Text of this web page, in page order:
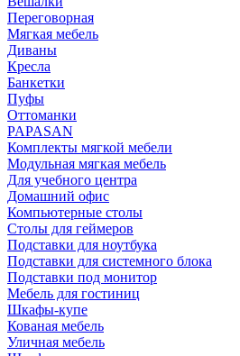
Переговорная
Мягкая мебель
Диваны
Кресла
Банкетки
Пуфы
Оттоманки
PAPASAN
Комплекты мягкой мебели
Модульная мягкая мебель
Для учебного центра
Домашний офис
Компьютерные столы
Столы для геймеров
Подставки для ноутбука
Подставки для системного блока
Подставки под монитор
Мебель для гостиниц
Шкафы-купе
Кованая мебель
Уличная мебель